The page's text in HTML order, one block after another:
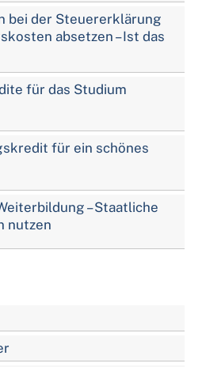
bei der Steuererklärung
absetzen – Ist das
für das Studium
für ein schönes
– Staatliche
nutzen